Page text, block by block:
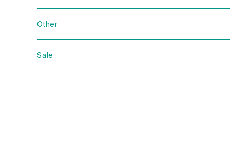
Domestic
Jacket
Vintage
Domestic
Other
bag
Sale